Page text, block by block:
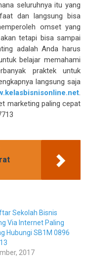
seluruhnya itu yang
dan langsung bisa
omset yang
tetapi bisa sampai
adalah Anda harus
belajar memahami
praktek untuk
langsung saja
.
marketing paling cepat
Sekolah Bisnis
Via Internet Paling
Hubungi SB1M 0896
2017